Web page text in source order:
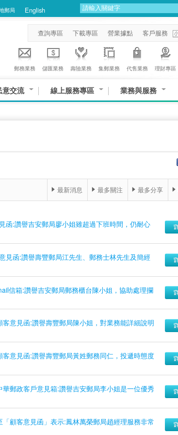
郵局 English
查詢專區 下載專區 營業據點 客戶服務
郵務業務 儲匯業務 壽險業務 集郵業務 代售業務 理財專區
意交流 線上服務專區 業務與服務
最新消息 最多關注 最多分享
函:讚譽吉安郵局廖小姐雖超過下班時間，仍耐心
見函:讚譽壽豐郵局江先生、郵務士林先生及簡經
信箱:讚譽吉安郵局郵務櫃台陳小姐，協助處理攔
意見函:讚譽壽豐郵局陳小姐，對業務能詳細說明
客意見函:讚譽壽豐郵局黃姓郵務同仁，投遞時態度
郵政客戶意見箱:讚譽吉安郵局李小姐是一位優秀
顧客意見函」表示:鳳林萬榮郵局趙經理服務非常